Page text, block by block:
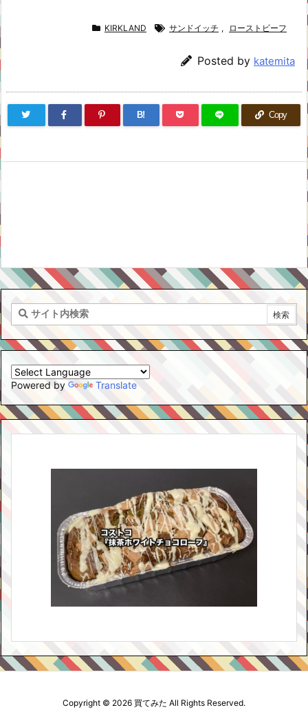
KIRKLAND サンドイッチ , ローストビーフ
Posted by katemita
B! Copy
Powered by Translate
Copyright © 2026 買てみた All Rights Reserved.